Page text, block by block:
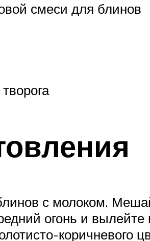
смеси для блинов
с молоком.
огонь и
коричневого